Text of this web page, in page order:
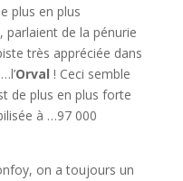
plus en plus
parlaient de la pénurie
très appréciée dans
Orval ! Ceci semble
de plus en plus forte
à …97 000
on a toujours un